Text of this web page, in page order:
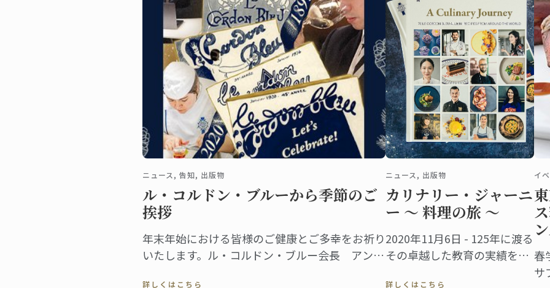
ニュース, 告知, 出版物
ル・コルドン・ブルーから季節のご
挨拶
年末年始における皆様のご健康とご多幸をお祈り
いたします。ル・コルドン・ブルー会長 アンド
詳しくはこちら
ニュース, 出版物
カリナリー・ジャーニ
ー ～ 料理の旅 ～
2020年11月6日 - 125年に渡る
その卓越した教育の実績を祝
詳しくはこちら
イ
春
サ